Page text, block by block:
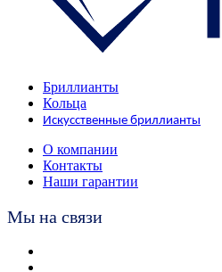
Бриллианты
Кольца
Искусственные бриллианты
О компании
Контакты
Наши гарантии
Мы на связи